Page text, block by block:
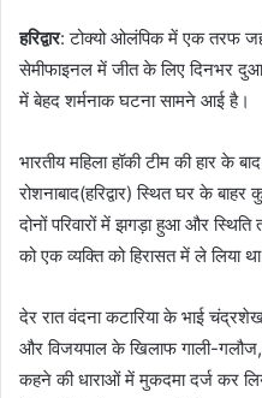
हरिद्वार: टोक्यो ओलंपिक में एक तरफ
सेमीफाइनल में जीत के लिए दिनभर दुआएं
में बेहद शर्मनाक घटना सामने आई है।
भारतीय महिला हॉकी टीम की हार के
रोशनाबाद(हरिद्वार) स्थित घर के
दोनों परिवारों में झगड़ा हुआ और
को एक व्यक्ति को हिरासत में ले लिया
देर रात वंदना कटारिया के भाई
और विजयपाल के खिलाफ गाली-
कहने की धाराओं में मुकदमा दर्ज कर